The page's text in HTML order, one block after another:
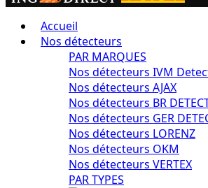
Accueil
Nos détecteurs
PAR MARQUES
Nos détecteurs IVM
Nos détecteurs AJAX
Nos détecteurs BR
Nos détecteurs GER
Nos détecteurs LORENZ
Nos détecteurs OKM
Nos détecteurs VERTEX
PAR TYPES